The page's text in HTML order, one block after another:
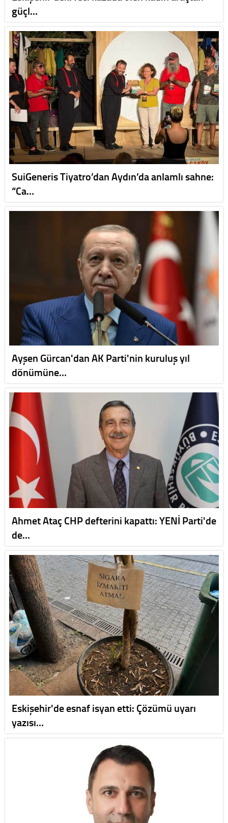
güçl…
SuiGeneris Tiyatro’dan Aydın’da anlamlı sahne:
“Ca…
Ayşen Gürcan'dan AK Parti'nin kuruluş yıl
dönümüne…
Ahmet Ataç CHP defterini kapattı: YENİ Parti'de
de…
Eskişehir'de esnaf isyan etti: Çözümü uyarı
yazısı…